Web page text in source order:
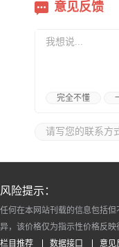
意见反馈
完全不懂
风险提示：
任何在本网站刊载的信息包括
异，该价格仅为指示性价格反
栏目推荐
数据接口 意见